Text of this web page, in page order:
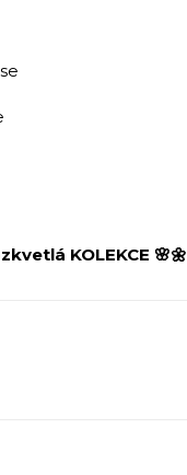
KOLEKCE 🌸🌼